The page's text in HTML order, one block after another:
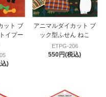
ット ブ
イプー
)
アニマルダイカット ブ
ック型ふせん ねこ
ETPG-206
550円(税込)